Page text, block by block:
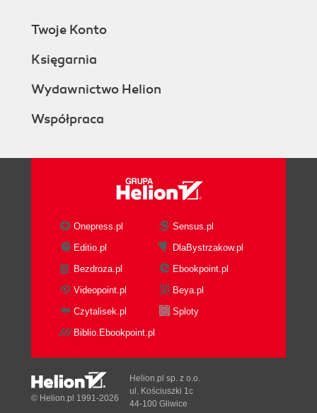
Twoje Konto
Księgarnia
Wydawnictwo Helion
Współpraca
Onepress.pl
Sensus.pl
Editio.pl
DlaBystrzakow.pl
Bezdroza.pl
Ebookpoint.pl
Videopoint.pl
Beya.pl
Czytalisek.pl
Sploty
Biblio.Ebookpoint.pl
© Helion.pl 1991-2026
Helion.pl sp. z o.o.
ul. Kościuszki 1c
44-100 Gliwice